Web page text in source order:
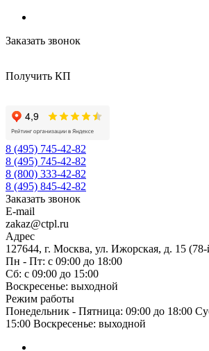
Заказать звонок
Получить КП
8 (495) 745-42-82
8 (495) 745-42-82
8 (800) 333-42-82
8 (495) 845-42-82
Заказать звонок
E-mail
zakaz@ctpl.ru
Адрес
127644, г. Москва, ул. Ижорская, д. 15
Пн - Пт: с 09:00 до 18:00
Сб: с 09:00 до 15:00
Воскресенье: выходной
Режим работы
Понедельник - Пятница: 09:00 до 18:00
15:00 Воскресенье: выходной